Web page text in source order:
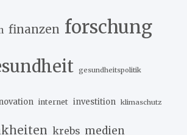
finanzen forschung
gesundheitspolitik
internet investition klimaschutz
krebs medien